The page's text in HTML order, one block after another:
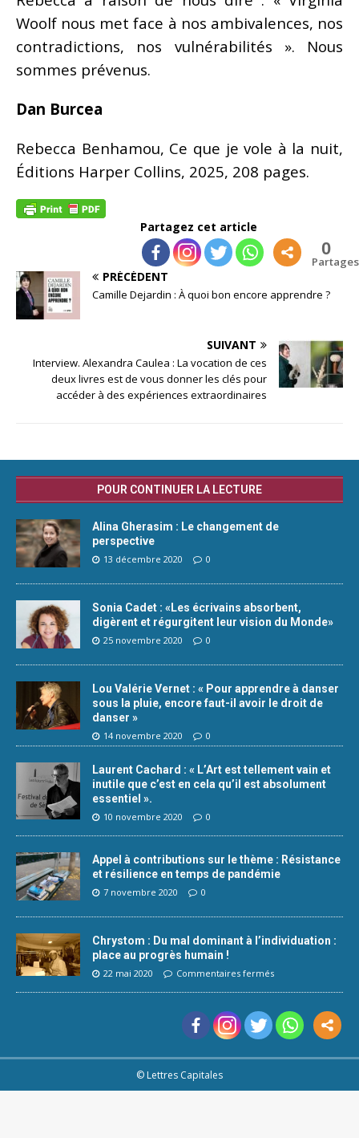
Woolf nous met face à nos ambivalences, nos
contradictions, nos vulnérabilités ». Nous
sommes prévenus.
Dan Burcea
Rebecca Benhamou, Ce que je vole à la nuit,
Éditions Harper Collins, 2025, 208 pages.
Partagez cet article
0
Partages
PRÉCÉDENT
Camille Dejardin : À quoi bon encore apprendre ?
SUIVANT
Interview. Alexandra Caulea : La vocation de ces
deux livres est de vous donner les clés pour
accéder à des expériences extraordinaires
POUR CONTINUER LA LECTURE
Alina Gherasim : Le changement de
perspective
13 décembre 2020 0
Sonia Cadet : «Les écrivains absorbent,
digèrent et régurgitent leur vision du Monde»
25 novembre 2020 0
Lou Valérie Vernet : « Pour apprendre à danser
sous la pluie, encore faut-il avoir le droit de
danser »
14 novembre 2020 0
Laurent Cachard : « L’Art est tellement vain et
inutile que c’est en cela qu’il est absolument
essentiel ».
10 novembre 2020 0
Appel à contributions sur le thème : Résistance
et résilience en temps de pandémie
7 novembre 2020 0
Chrystom : Du mal dominant à l’individuation :
place au progrès humain !
22 mai 2020 Commentaires fermés
© Lettres Capitales